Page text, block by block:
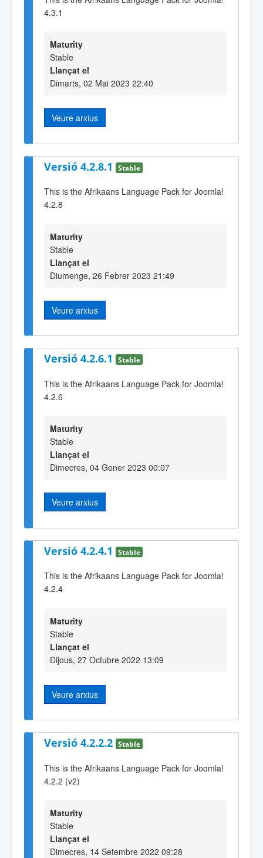
4.3.1
Maturity
Stable
Llançat el
Dimarts, 02 Mai 2023 22:40
Veure arxius
Versió 4.2.8.1 Stable
This is the Afrikaans Language Pack for Joomla!
4.2.8
Maturity
Stable
Llançat el
Diumenge, 26 Febrer 2023 21:49
Veure arxius
Versió 4.2.6.1 Stable
This is the Afrikaans Language Pack for Joomla!
4.2.6
Maturity
Stable
Llançat el
Dimecres, 04 Gener 2023 00:07
Veure arxius
Versió 4.2.4.1 Stable
This is the Afrikaans Language Pack for Joomla!
4.2.4
Maturity
Stable
Llançat el
Dijous, 27 Octubre 2022 13:09
Veure arxius
Versió 4.2.2.2 Stable
This is the Afrikaans Language Pack for Joomla!
4.2.2 (v2)
Maturity
Stable
Llançat el
Dimecres, 14 Setembre 2022 09:28